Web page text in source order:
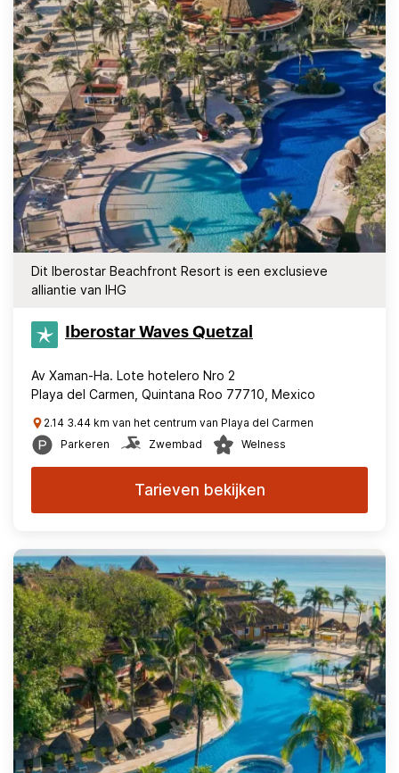
Dit Iberostar Beachfront Resort is een exclusieve
alliantie van IHG
Iberostar Waves Quetzal
Av Xaman-Ha. Lote hotelero Nro 2
Playa del Carmen, Quintana Roo 77710, Mexico
2.14 3.44 km van het centrum van Playa del Carmen
Parkeren
Zwembad Welness
Tarieven bekijken